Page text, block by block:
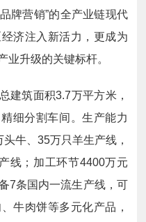
营销”的全产业链现代
济注入新活力，更成为
业升级的关键标杆。
建筑面积3.7万平方米，
细分割车间。生产能力
牛、35万只羊生产线，
线；加工环节4400万元
7条国内一流生产线，可
牛肉饼等多元化产品，